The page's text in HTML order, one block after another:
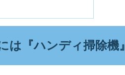
『ハンディ掃除機』